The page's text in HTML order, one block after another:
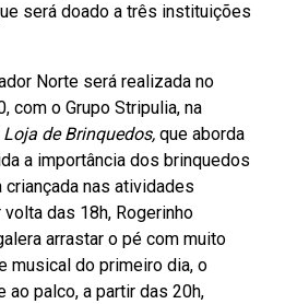
será doado a três instituições
Norte será realizada no
com o Grupo Stripulia, na
de Brinquedos,que aborda
a importância dos brinquedos
nas atividades
das 18h, Rogerinho
arrastar o pé com muito
musical do primeiro dia, o
ao palco, a partir das 20h,